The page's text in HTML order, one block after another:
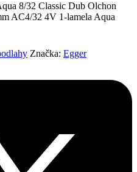
8/32 Classic Dub Olchon
AC4/32 4V 1-lamela Aqua
Značka: Egger